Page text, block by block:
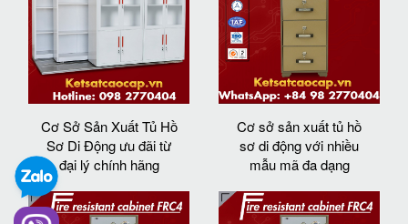
Cơ Sở Sản Xuất Tủ Hồ
Sơ Di Động ưu đãi từ
đại lý chính hãng
Cơ sở sản xuất tủ hồ
sơ di động với nhiều
mẫu mã đa dạng